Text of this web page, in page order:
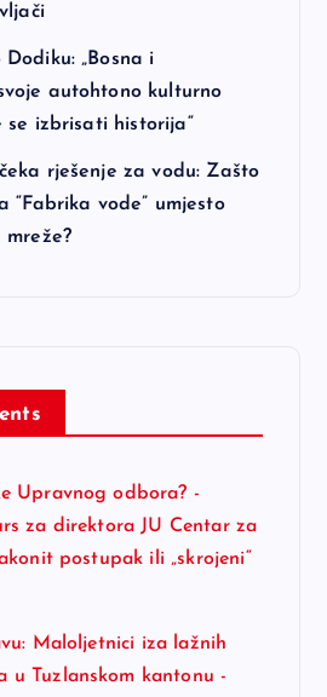
„Bosna i
autohtono kulturno
se izbrisati historija“
rješenje za vodu: Zašto
“Fabrika vode” umjesto
mreže?
Upravnog odbora? -
za direktora JU Centar za
postupak ili „skrojeni“
Maloljetnici iza lažnih
u Tuzlanskom kantonu -